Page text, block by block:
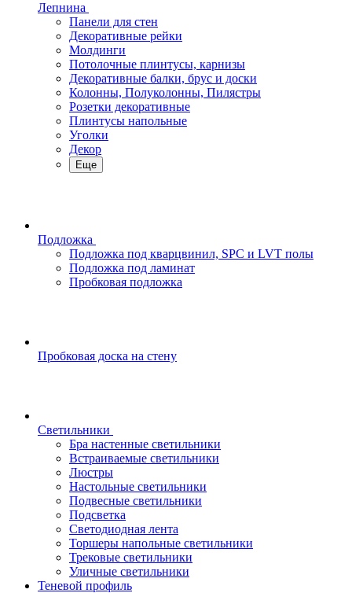
Лепнина
Панели для стен
Декоративные рейки
Молдинги
Потолочные плинтусы, карнизы
Декоративные балки, брус и доски
Колонны, Полуколонны, Пилястры
Розетки декоративные
Плинтусы напольные
Уголки
Декор
Еще
Подложка
Подложка под кварцвинил, SPC и LVT полы
Подложка под ламинат
Пробковая подложка
Пробковая доска на стену
Светильники
Бра настенные светильники
Встраиваемые светильники
Люстры
Настольные светильники
Подвесные светильники
Подсветка
Светодиодная лента
Торшеры напольные светильники
Трековые светильники
Уличные светильники
Теневой профиль